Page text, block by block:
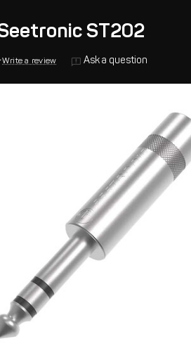
ST202
Write a review Ask a question